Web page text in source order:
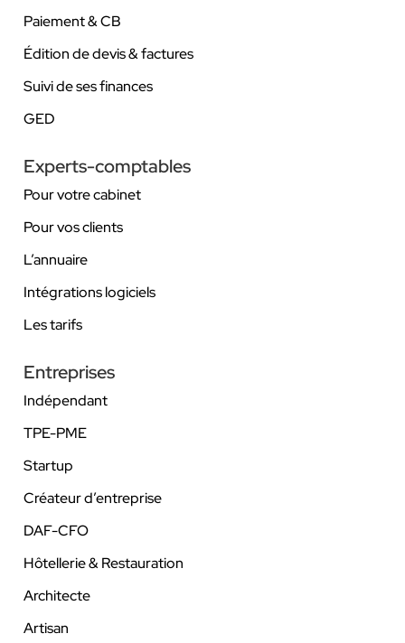
Paiement & CB
Édition de devis & factures
Suivi de ses finances
GED
Experts-comptables
Pour votre cabinet
Pour vos clients
L’annuaire
Intégrations logiciels
Les tarifs
Entreprises
Indépendant
TPE-PME
Startup
Créateur d’entreprise
DAF-CFO
Hôtellerie & Restauration
Architecte
Artisan